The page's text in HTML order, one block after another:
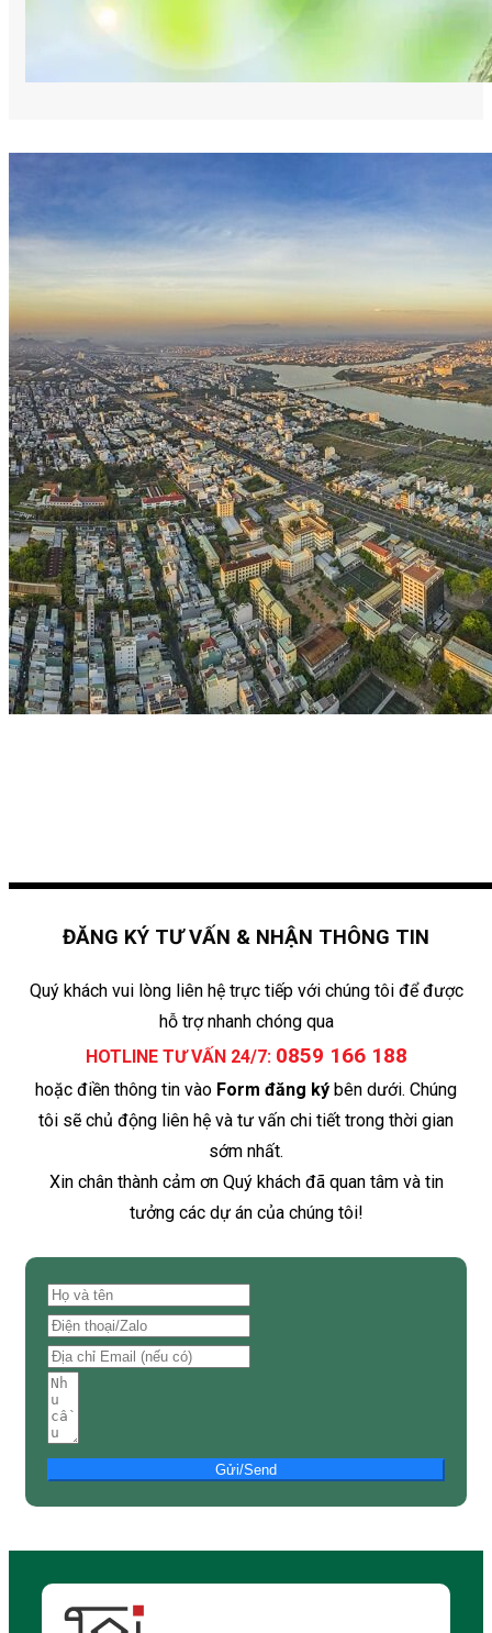
ĐĂNG KÝ TƯ VẤN & NHẬN THÔNG TIN
Quý khách vui lòng liên hệ trực tiếp với chúng tôi để được
hỗ trợ nhanh chóng qua
HOTLINE TƯ VẤN 24/7: 0859 166 188
hoặc điền thông tin vào Form đăng ký bên dưới. Chúng
tôi sẽ chủ động liên hệ và tư vấn chi tiết trong thời gian
sớm nhất.
Xin chân thành cảm ơn Quý khách đã quan tâm và tin
tưởng các dự án của chúng tôi!
Gửi/Send